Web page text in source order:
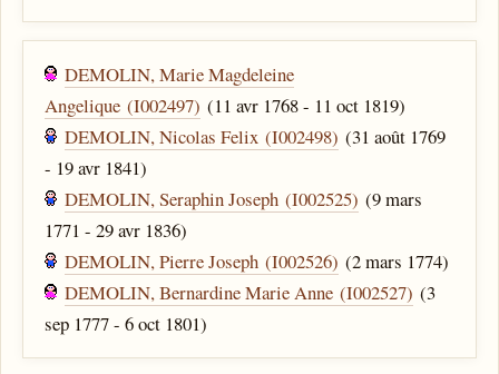
DEMOLIN, Marie Magdeleine
Angelique (I002497) (11 avr 1768 - 11 oct 1819)
DEMOLIN, Nicolas Felix (I002498) (31 août 1769
- 19 avr 1841)
DEMOLIN, Seraphin Joseph (I002525) (9 mars
1771 - 29 avr 1836)
DEMOLIN, Pierre Joseph (I002526) (2 mars 1774)
DEMOLIN, Bernardine Marie Anne (I002527) (3
sep 1777 - 6 oct 1801)